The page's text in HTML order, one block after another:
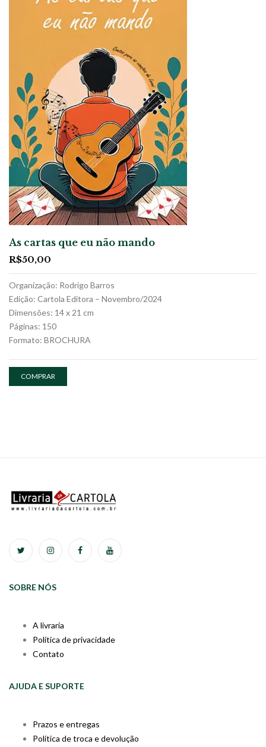
As cartas que eu não mando
R$50,00
Organização: Rodrigo Barros
Edição: Cartola Editora – Novembro/2024
Dimensões: 14 x 21 cm
Páginas: 150
Formato: BROCHURA
COMPRAR
SOBRE NÓS
A livraria
Política de privacidade
Contato
AJUDA E SUPORTE
Prazos e entregas
Política de troca e devolução